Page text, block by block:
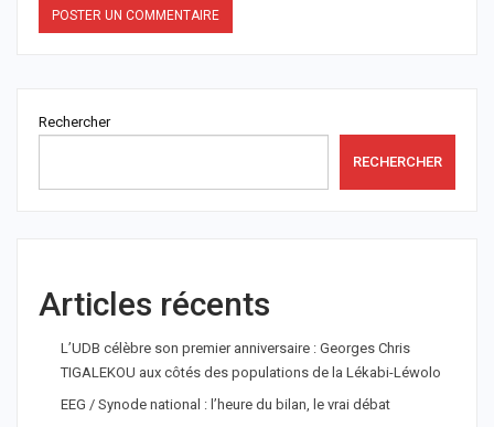
Rechercher
RECHERCHER
Articles récents
L’UDB célèbre son premier anniversaire : Georges Chris
TIGALEKOU aux côtés des populations de la Lékabi-Léwolo
EEG / Synode national : l’heure du bilan, le vrai débat